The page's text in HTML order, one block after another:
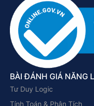
BÀI ĐÁNH GIÁ NĂNG
Tư Duy Logic
Tính Toán & Phân Tích